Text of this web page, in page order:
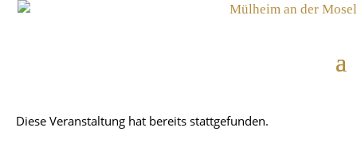
Diese Veranstaltung hat bereits stattgefunden.